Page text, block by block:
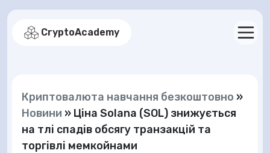
CryptoAcademy
Криптовалюта навчання безкоштовно »
Новини » Ціна Solana (SOL) знижується
на тлі спадів обсягу транзакцій та
торгівлі мемкойнами